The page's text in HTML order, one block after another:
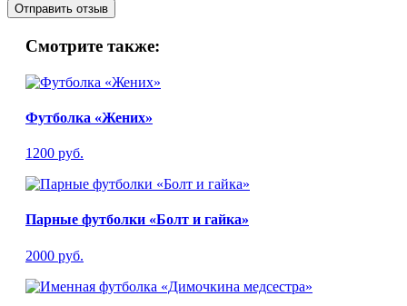
Отправить отзыв
Смотрите также:
Футболка «Жених»
1200 руб.
Парные футболки «Болт и гайка»
2000 руб.